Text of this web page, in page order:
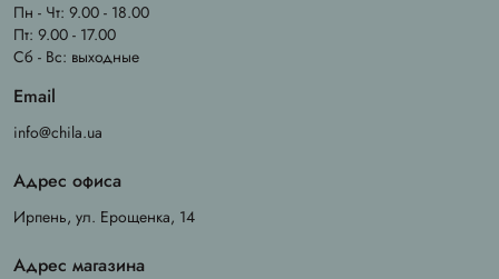
Пн - Чт: 9.00 - 18.00
Пт: 9.00 - 17.00
Сб - Вс: выходные
Email
info@chila.ua
Адрес офиса
Ирпень, ул. Ерощенка, 14
Адрес магазина